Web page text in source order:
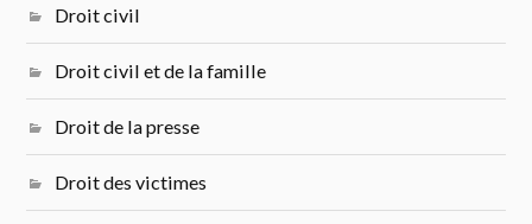
Droit civil
Droit civil et de la famille
Droit de la presse
Droit des victimes